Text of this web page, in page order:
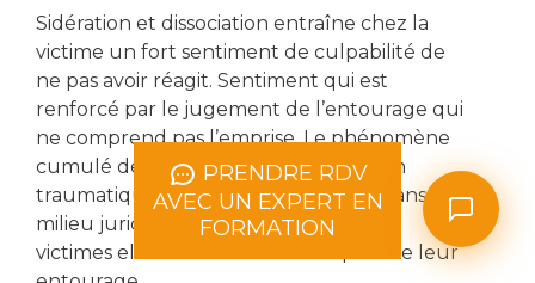
PRENDRE RDV
AVEC UN EXPERT EN
FORMATION
Sidération et dissociation entraîne chez la
victime un fort sentiment de culpabilité de
ne pas avoir réagit. Sentiment qui est
renforcé par le jugement de l’entourage qui
ne comprend pas l’emprise. Le phénomène
cumulé de sidération et de dissociation
traumatique est encore peu connu dans le
milieu juridique comme de la part des
victimes elles-mêmes et encore plus de leur